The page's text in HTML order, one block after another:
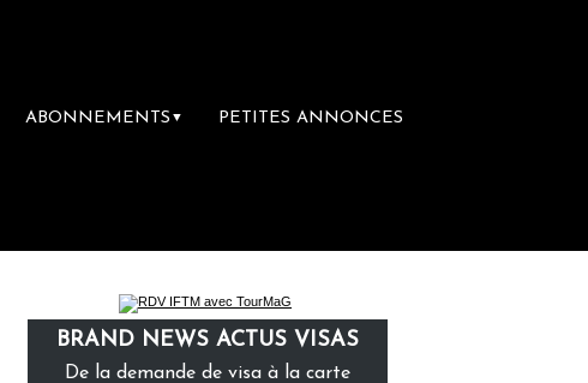
ABONNEMENTS ▼ PETITES ANNONCES
BRAND NEWS ACTUS VISAS
De la demande de visa à la carte